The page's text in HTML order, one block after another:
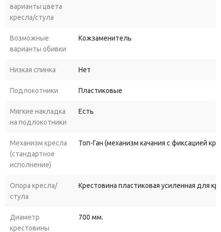
варианты цвета
кресла/стула
Возможные
варианты обивки
Кожзаменитель
Низкая спинка Нет
Подлокотники Пластиковые
Мягкие накладка
на подлокотники
Есть
Механизм кресла
(стандартное
исполнение)
Топ-Ган (механизм качания с фиксацией
Опора кресла/
стула
Крестовина пластиковая усиленная для
Диаметр
крестовины
700 мм.